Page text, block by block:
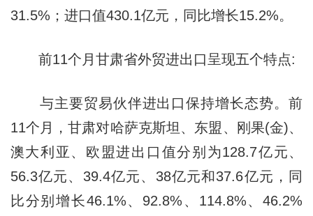
31.5%；进口值430.1亿元，同比增长15.2%。
前11个月甘肃省外贸进出口呈现五个特点:
与主要贸易伙伴进出口保持增长态势。前
11个月，甘肃对哈萨克斯坦、东盟、刚果(金)、
澳大利亚、欧盟进出口值分别为128.7亿元、
56.3亿元、39.4亿元、38亿元和37.6亿元，同
比分别增长46.1%、92.8%、114.8%、46.2%